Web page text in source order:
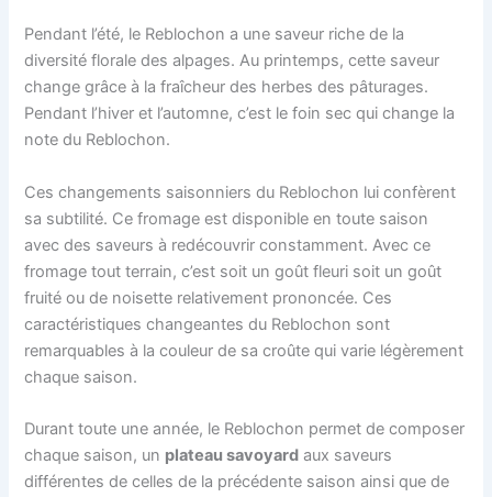
Pendant l’été, le Reblochon a une saveur riche de la
diversité florale des alpages. Au printemps, cette saveur
change grâce à la fraîcheur des herbes des pâturages.
Pendant l’hiver et l’automne, c’est le foin sec qui change la
note du Reblochon.
Ces changements saisonniers du Reblochon lui confèrent
sa subtilité. Ce fromage est disponible en toute saison
avec des saveurs à redécouvrir constamment. Avec ce
fromage tout terrain, c’est soit un goût fleuri soit un goût
fruité ou de noisette relativement prononcée. Ces
caractéristiques changeantes du Reblochon sont
remarquables à la couleur de sa croûte qui varie légèrement
chaque saison.
Durant toute une année, le Reblochon permet de composer
chaque saison, un plateau savoyard aux saveurs
différentes de celles de la précédente saison ainsi que de